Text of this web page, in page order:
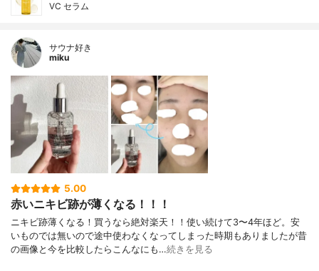
VC セラム
サウナ好き
miku
5.00
赤いニキビ跡が薄くなる！！！
ニキビ跡薄くなる！買うなら絶対楽天！！使い続けて3〜4年ほど。安
いものでは無いので途中使わなくなってしまった時期もありましたが昔
の画像と今を比較したらこんなにも…続きを見る